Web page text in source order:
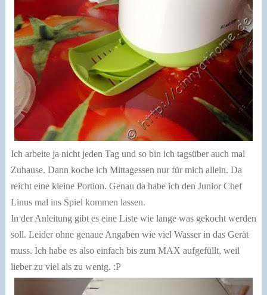
Ich arbeite ja nicht jeden Tag und so bin ich tagsüber auch mal
Zuhause. Dann koche ich Mittagessen nur für mich allein. Da
reicht eine kleine Portion. Genau da habe ich den Junior Chef
Linus mal ins Spiel kommen lassen.
In der Anleitung gibt es eine Liste wie lange was gekocht werden
soll. Leider ohne genaue Angaben wie viel Wasser in das Gerät
muss. Ich habe es also einfach bis zum MAX aufgefüllt, weil
lieber zu viel als zu wenig. :P